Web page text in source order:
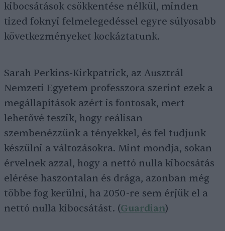
kibocsátások csökkentése nélkül, minden
tized foknyi felmelegedéssel egyre súlyosabb
következményeket kockáztatunk.
Sarah Perkins-Kirkpatrick, az Ausztrál
Nemzeti Egyetem professzora szerint ezek a
megállapítások azért is fontosak, mert
lehetővé teszik, hogy reálisan
szembenézzünk a tényekkel, és fel tudjunk
készülni a változásokra. Mint mondja, sokan
érvelnek azzal, hogy a nettó nulla kibocsátás
elérése haszontalan és drága, azonban még
többe fog kerülni, ha 2050-re sem érjük el a
nettó nulla kibocsátást. (Guardian)